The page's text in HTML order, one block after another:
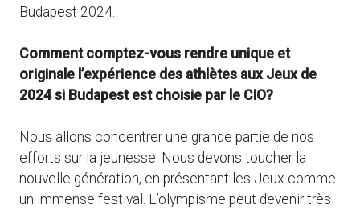
Budapest 2024.
Comment comptez-vous rendre unique et
originale l’expérience des athlètes aux Jeux de
2024 si Budapest est choisie par le CIO?
Nous allons concentrer une grande partie de nos
efforts sur la jeunesse. Nous devons toucher la
nouvelle génération, en présentant les Jeux comme
un immense festival. L’olympisme peut devenir très